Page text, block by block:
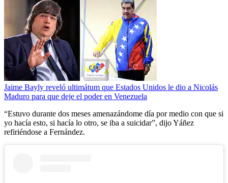
Jaime Bayly reveló ultimátum que Estados Unidos le dio a Nicolás
Maduro para que deje el poder en Venezuela
“Estuvo durante dos meses amenazándome día por medio con que si
yo hacía esto, si hacía lo otro, se iba a suicidar”, dijo Yáñez
refiriéndose a Fernández.